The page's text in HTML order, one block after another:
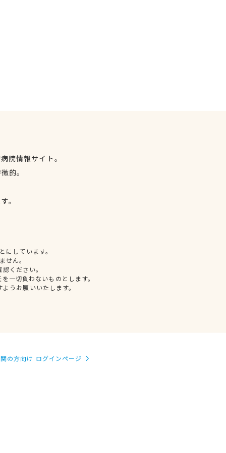
院情報サイト。
的。
。
しています。
せん。
ください。
一切負わないものとします。
うお願いいたします。
の方向け ログインページ